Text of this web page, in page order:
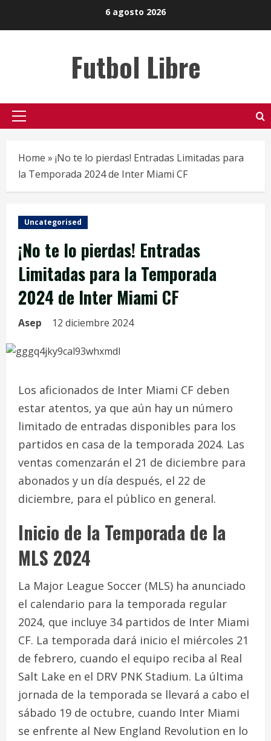
6 agosto 2026
Futbol Libre
Primary
Home » ¡No te lo pierdas! Entradas Limitadas para
la Temporada 2024 de Inter Miami CF
Uncategorised
¡No te lo pierdas! Entradas
Limitadas para la Temporada
2024 de Inter Miami CF
Asep 12 diciembre 2024
Los aficionados de Inter Miami CF deben
estar atentos, ya que aún hay un número
limitado de entradas disponibles para los
partidos en casa de la temporada 2024. Las
ventas comenzarán el 21 de diciembre para
abonados y un día después, el 22 de
diciembre, para el público en general.
Inicio de la Temporada de la
MLS 2024
La Major League Soccer (MLS) ha anunciado
el calendario para la temporada regular
2024, que incluye 34 partidos de Inter Miami
CF. La temporada dará inicio el miércoles 21
de febrero, cuando el equipo reciba al Real
Salt Lake en el DRV PNK Stadium. La última
jornada de la temporada se llevará a cabo el
sábado 19 de octubre, cuando Inter Miami
se enfrente al New England Revolution en lo